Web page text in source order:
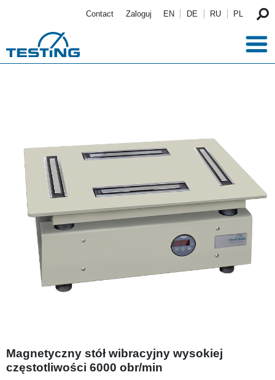
Contact Zaloguj EN DE RU PL
Magnetyczny stół wibracyjny wysokiej
częstotliwości 6000 obr/min